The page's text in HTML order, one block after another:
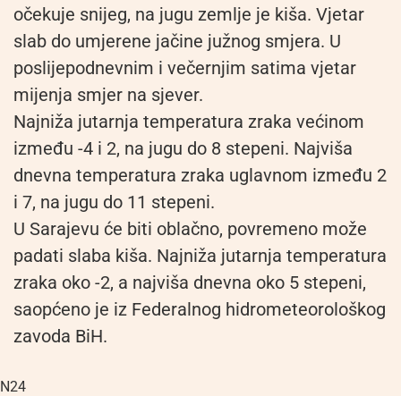
očekuje snijeg, na jugu zemlje je kiša. Vjetar
slab do umjerene jačine južnog smjera. U
poslijepodnevnim i večernjim satima vjetar
mijenja smjer na sjever.
Najniža jutarnja temperatura zraka većinom
između -4 i 2, na jugu do 8 stepeni. Najviša
dnevna temperatura zraka uglavnom između 2
i 7, na jugu do 11 stepeni.
U Sarajevu će biti oblačno, povremeno može
padati slaba kiša. Najniža jutarnja temperatura
zraka oko -2, a najviša dnevna oko 5 stepeni,
saopćeno je iz Federalnog hidrometeorološkog
zavoda BiH.
N24